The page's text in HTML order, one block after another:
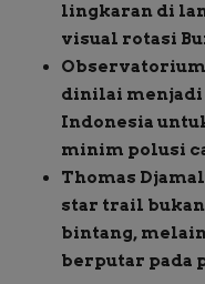
Alam Raya
Kolom
Galeri Foto
lingkaran di
visual rotasi
dinilai menjadi
Indonesia
minim polusi
Thomas
star trail
bintang,
berputar pada